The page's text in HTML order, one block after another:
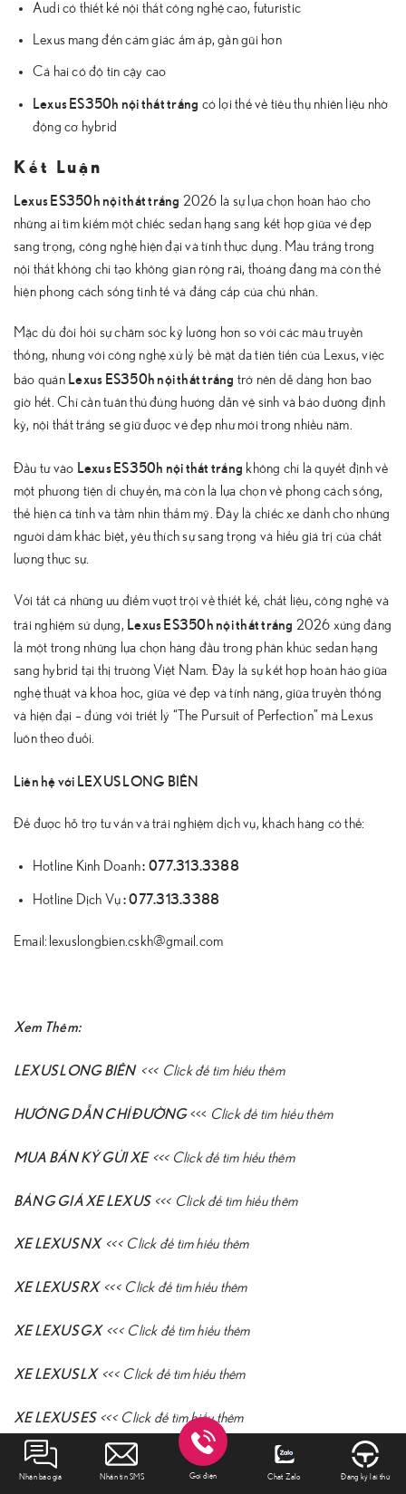
Audi có thiết kế nội thất công nghệ cao, futuristic
Lexus mang đến cảm giác ấm áp, gần gũi hơn
Cả hai có độ tin cậy cao
Lexus ES350h nội thất trắng có lợi thế về tiêu thụ nhiên liệu nhờ
động cơ hybrid
Kết Luận
Lexus ES350h nội thất trắng 2026 là sự lựa chọn hoàn hảo cho
những ai tìm kiếm một chiếc sedan hạng sang kết hợp giữa vẻ đẹp
sang trọng, công nghệ hiện đại và tính thực dụng. Màu trắng trong
nội thất không chỉ tạo không gian rộng rãi, thoáng đãng mà còn thể
hiện phong cách sống tinh tế và đẳng cấp của chủ nhân.
Mặc dù đòi hỏi sự chăm sóc kỹ lưỡng hơn so với các màu truyền
thống, nhưng với công nghệ xử lý bề mặt da tiên tiến của Lexus, việc
bảo quản Lexus ES350h nội thất trắng trở nên dễ dàng hơn bao
giờ hết. Chỉ cần tuân thủ đúng hướng dẫn vệ sinh và bảo dưỡng định
kỳ, nội thất trắng sẽ giữ được vẻ đẹp như mới trong nhiều năm.
Đầu tư vào Lexus ES350h nội thất trắng không chỉ là quyết định về
một phương tiện di chuyển, mà còn là lựa chọn về phong cách sống,
thể hiện cá tính và tầm nhìn thẩm mỹ. Đây là chiếc xe dành cho những
người dám khác biệt, yêu thích sự sang trọng và hiểu giá trị của chất
lượng thực sự.
Với tất cả những ưu điểm vượt trội về thiết kế, chất liệu, công nghệ và
trải nghiệm sử dụng, Lexus ES350h nội thất trắng 2026 xứng đáng
là một trong những lựa chọn hàng đầu trong phân khúc sedan hạng
sang hybrid tại thị trường Việt Nam. Đây là sự kết hợp hoàn hảo giữa
nghệ thuật và khoa học, giữa vẻ đẹp và tính năng, giữa truyền thống
và hiện đại – đúng với triết lý “The Pursuit of Perfection” mà Lexus
luôn theo đuổi.
Liên hệ với LEXUS LONG BIÊN
Để được hỗ trợ tư vấn và trải nghiệm dịch vụ, khách hàng có thể:
Hotline Kinh Doanh:077.313.3388
Hotline Dịch Vụ:077.313.3388
Email: lexuslongbien.cskh@gmail.com
Xem Thêm:
LEXUS LONG BIÊN <<< Click để tìm hiểu thêm
HƯỚNG DẪN CHỈ ĐƯỜNG<<< Click để tìm hiểu thêm
MUA BÁN KÝ GỬI XE <<< Click để tìm hiểu thêm
BẢNG GIÁ XE LEXUS <<< Click để tìm hiểu thêm
XE LEXUS NX <<< Click để tìm hiểu thêm
XE LEXUS RX <<< Click để tìm hiểu thêm
XE LEXUS GX <<< Click để tìm hiểu thêm
XE LEXUS LX <<< Click để tìm hiểu thêm
XE LEXUS ES <<< Click để tìm hiểu thêm
XE LEXUS LS <<<Click để tìm hiểu thêm
Nhận báo giá Nhắn tin SMS Gọi điện Chat Zalo Đăng ký lái thử